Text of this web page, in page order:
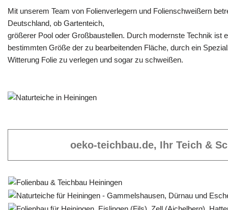
Mit unserem Team von Folienverlegern und Folien­schweißern
Deutschland, ob Gartenteich,
größerer Pool oder Großbaustellen. Durch modernste Technik ist
bestimmten Größe der zu bearbeitenden Fläche, durch ein
Witterung Folie zu verlegen und sogar zu schweißen.
oeko-teichbau.de, Ihr Teich &